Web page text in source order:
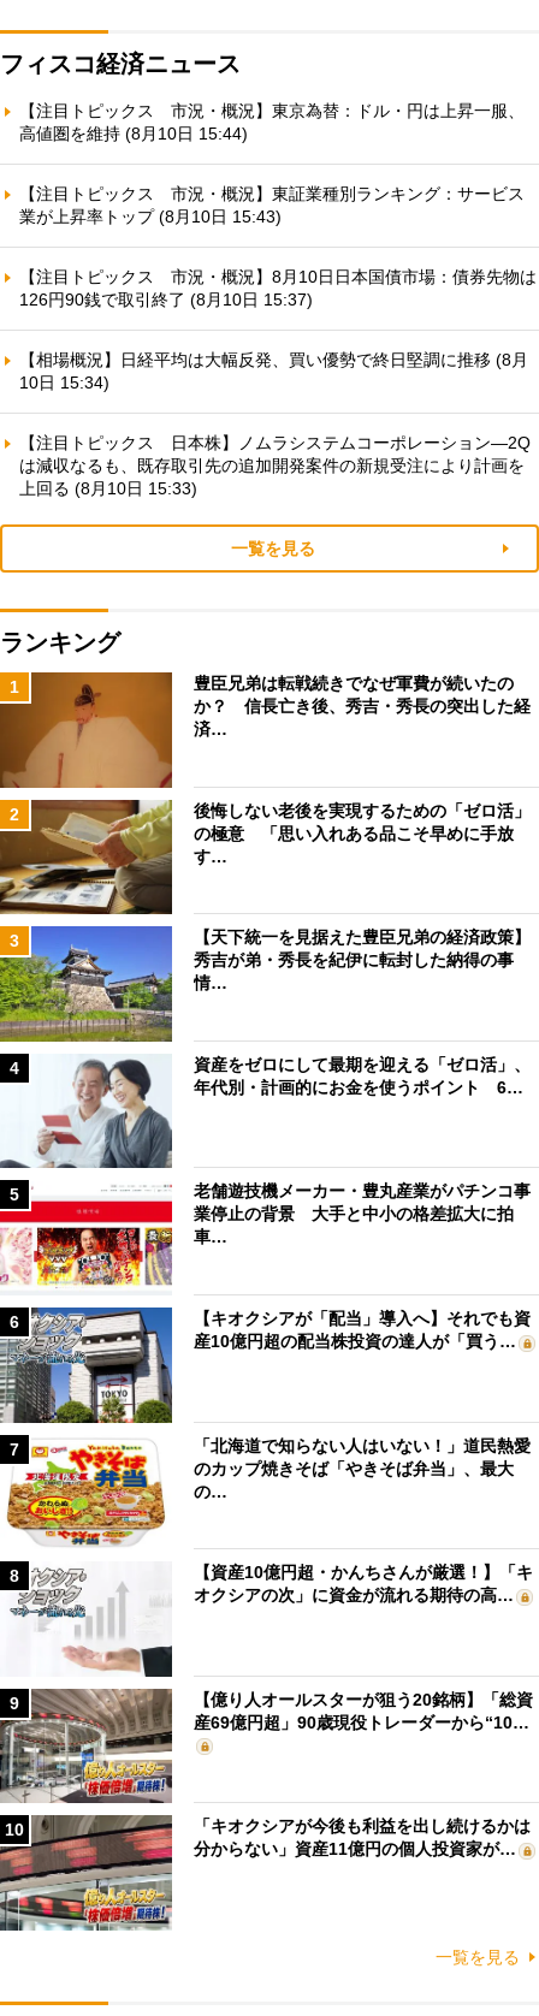
フィスコ経済ニュース
【注目トピックス 市況・概況】東京為替：ドル・円は上昇一服、
高値圏を維持 (8月10日 15:44)
【注目トピックス 市況・概況】東証業種別ランキング：サービス
業が上昇率トップ (8月10日 15:43)
【注目トピックス 市況・概況】8月10日日本国債市場：債券先物は
126円90銭で取引終了 (8月10日 15:37)
【相場概況】日経平均は大幅反発、買い優勢で終日堅調に推移 (8月
10日 15:34)
【注目トピックス 日本株】ノムラシステムコーポレーション—2Q
は減収なるも、既存取引先の追加開発案件の新規受注により計画を
上回る (8月10日 15:33)
一覧を見る
ランキング
1
豊臣兄弟は転戦続きでなぜ軍費が続いたの
か？ 信長亡き後、秀吉・秀長の突出した経
済…
2
後悔しない老後を実現するための「ゼロ活」
の極意 「思い入れある品こそ早めに手放
す…
3
【天下統一を見据えた豊臣兄弟の経済政策】
秀吉が弟・秀長を紀伊に転封した納得の事
情…
4
資産をゼロにして最期を迎える「ゼロ活」、
年代別・計画的にお金を使うポイント 6…
5
老舗遊技機メーカー・豊丸産業がパチンコ事
業停止の背景 大手と中小の格差拡大に拍
車…
6
【キオクシアが「配当」導入へ】それでも資
産10億円超の配当株投資の達人が「買う…
7
「北海道で知らない人はいない！」道民熱愛
のカップ焼きそば「やきそば弁当」、最大
の…
8
【資産10億円超・かんちさんが厳選！】「キ
オクシアの次」に資金が流れる期待の高…
9
【億り人オールスターが狙う20銘柄】「総資
産69億円超」90歳現役トレーダーから“10…
10
「キオクシアが今後も利益を出し続けるかは
分からない」資産11億円の個人投資家が…
一覧を見る